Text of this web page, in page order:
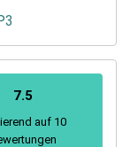
7.5
auf 10